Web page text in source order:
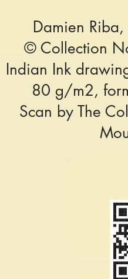
Damien Riba,
© Collection
Indian Ink d
80 g/m2,
Scan by The